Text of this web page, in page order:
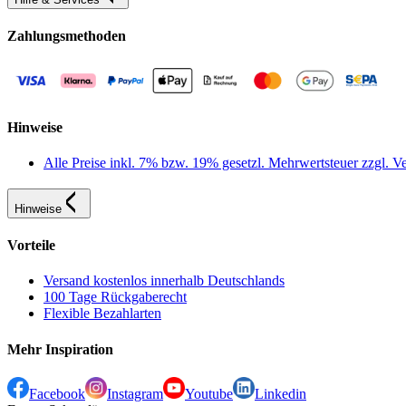
Zahlungsmethoden
Hinweise
Alle Preise inkl. 7% bzw. 19% gesetzl. Mehrwertsteuer zzgl.
Hinweise
Vorteile
Versand kostenlos innerhalb Deutschlands
100 Tage Rückgaberecht
Flexible Bezahlarten
Mehr Inspiration
Facebook Instagram Youtube
Linkedin